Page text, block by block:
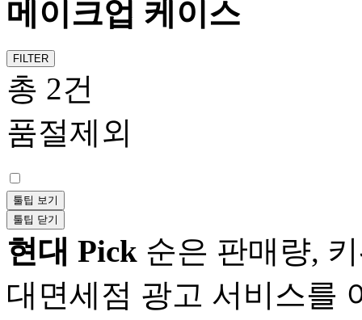
메이크업 케이스
FILTER
총 2건
품절제외
툴팁 보기
툴팁 닫기
현대 Pick 순은 판매량,
대면세점 광고 서비스를